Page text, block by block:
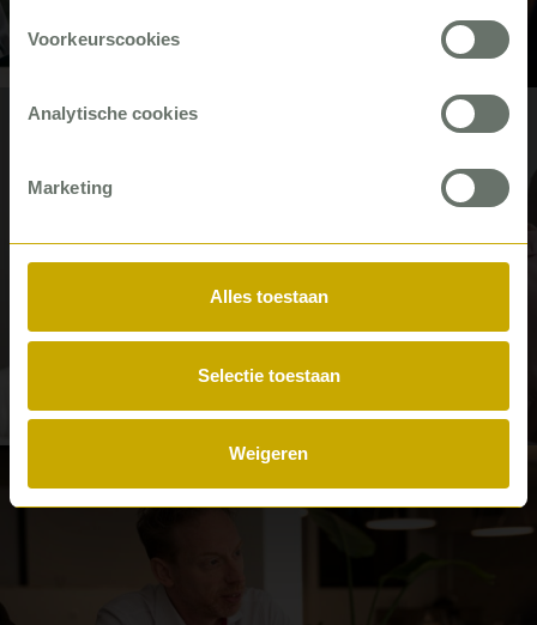
Voorkeurscookies
Analytische cookies
Marketing
Alles toestaan
Selectie toestaan
Weigeren
Casus
Zó zorgt u dat informele zorg
Artikel
#Woningcorporaties